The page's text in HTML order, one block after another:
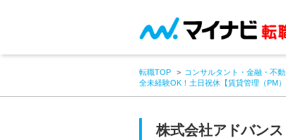
転職TOP コンサルタント・金融・不
全未経験OK！土日祝休【賃貸管理（PM
株式会社アドバン